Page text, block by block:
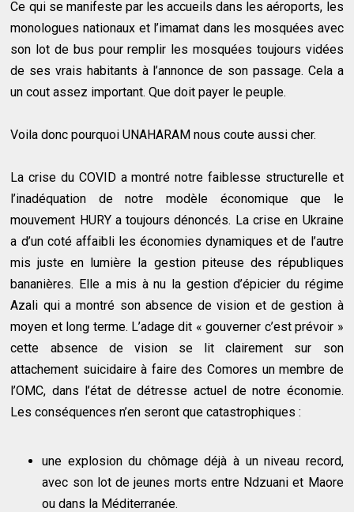
Ce qui se manifeste par les accueils dans les aéroports, les
monologues nationaux et l’imamat dans les mosquées avec
son lot de bus pour remplir les mosquées toujours vidées
de ses vrais habitants à l’annonce de son passage. Cela a
un cout assez important. Que doit payer le peuple.
Voila donc pourquoi UNAHARAM nous coute aussi cher.
La crise du COVID a montré notre faiblesse structurelle et
l’inadéquation de notre modèle économique que le
mouvement HURY a toujours dénoncés. La crise en Ukraine
a d’un coté affaibli les économies dynamiques et de l’autre
mis juste en lumière la gestion piteuse des républiques
bananières. Elle a mis à nu la gestion d’épicier du régime
Azali qui a montré son absence de vision et de gestion à
moyen et long terme. L’adage dit « gouverner c’est prévoir »
cette absence de vision se lit clairement sur son
attachement suicidaire à faire des Comores un membre de
l’OMC, dans l’état de détresse actuel de notre économie.
Les conséquences n’en seront que catastrophiques :
une explosion du chômage déjà à un niveau record,
avec son lot de jeunes morts entre Ndzuani et Maore
ou dans la Méditerranée.